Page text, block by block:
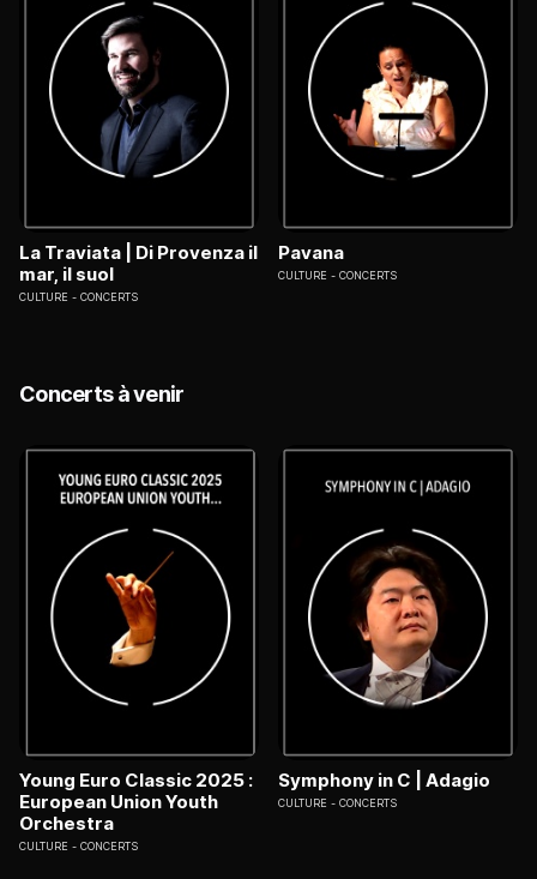
La Traviata | Di Provenza il
mar, il suol
CULTURE CONCERTS
Pavana
CULTURE CONCERTS
Concerts à venir
Young Euro Classic 2025 :
European Union Youth
Orchestra
CULTURE CONCERTS
Symphony in C | Adagio
CULTURE CONCERTS